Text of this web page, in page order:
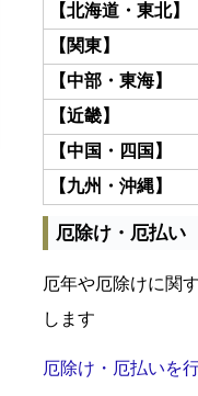
【北海道・東北】
【関東】
【中部・東海】
【近畿】
【中国・四国】
【九州・沖縄】
厄除け・厄払い
厄年や厄除けに関
します
厄除け・厄払いを